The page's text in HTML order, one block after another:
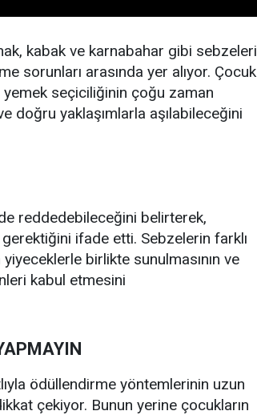
kabak ve karnabahar gibi sebzeleri
sorunları arasında yer alıyor. Çocuk
yemek seçiciliğinin çoğu zaman
doğru yaklaşımlarla aşılabileceğini
reddedebileceğini belirterek,
ifade etti. Sebzelerin farklı
birlikte sunulmasının ve
kabul etmesini
ödüllendirme yöntemlerinin uzun
çekiyor. Bunun yerine çocukların